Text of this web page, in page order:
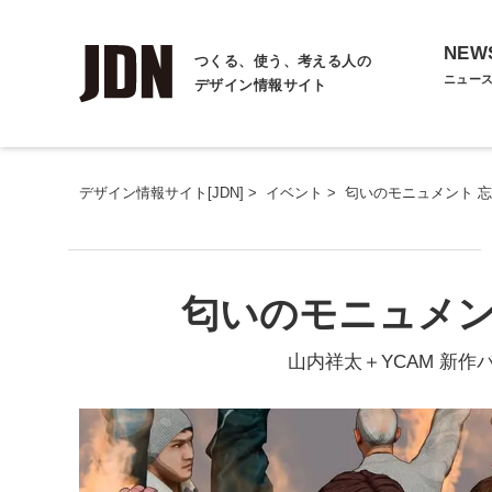
つくる、使う、考える人の
デザイン情報サイト
ニュー
デザイン情報サイト[JDN] > イベント > 匂いのモニュメント
匂いのモニュメ
山内祥太＋YCAM 新作